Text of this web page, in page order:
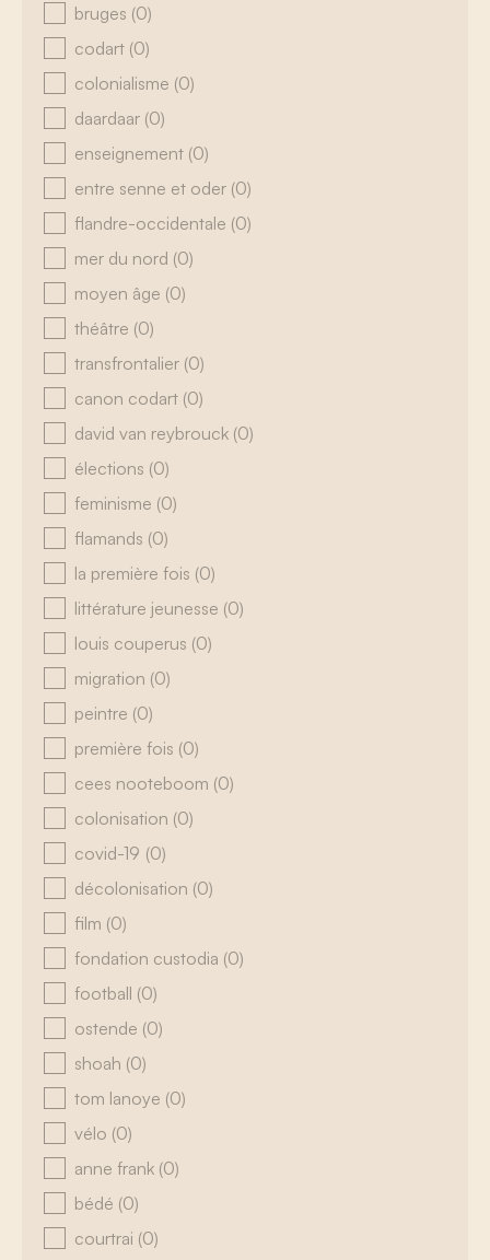
bruges (0)
codart (0)
colonialisme (0)
daardaar (0)
enseignement (0)
entre senne et oder (0)
flandre-occidentale (0)
mer du nord (0)
moyen âge (0)
théâtre (0)
transfrontalier (0)
canon codart (0)
david van reybrouck (0)
élections (0)
feminisme (0)
flamands (0)
la première fois (0)
littérature jeunesse (0)
louis couperus (0)
migration (0)
peintre (0)
première fois (0)
cees nooteboom (0)
colonisation (0)
covid-19 (0)
décolonisation (0)
film (0)
fondation custodia (0)
football (0)
ostende (0)
shoah (0)
tom lanoye (0)
vélo (0)
anne frank (0)
bédé (0)
courtrai (0)